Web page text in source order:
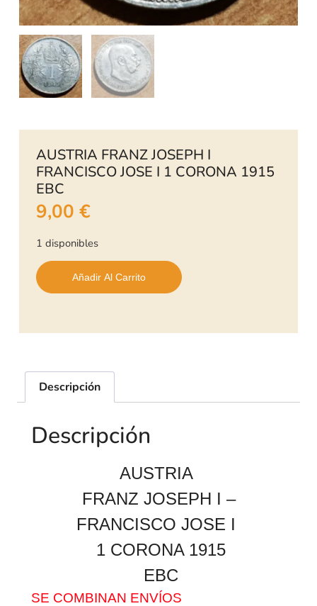
AUSTRIA FRANZ JOSEPH I
FRANCISCO JOSE I 1 CORONA 1915
EBC
9,00 €
1 disponibles
Añadir Al Carrito
Descripción
Descripción
AUSTRIA
FRANZ JOSEPH I –
FRANCISCO JOSE I
1 CORONA 1915
EBC
SE COMBINAN ENVÍOS